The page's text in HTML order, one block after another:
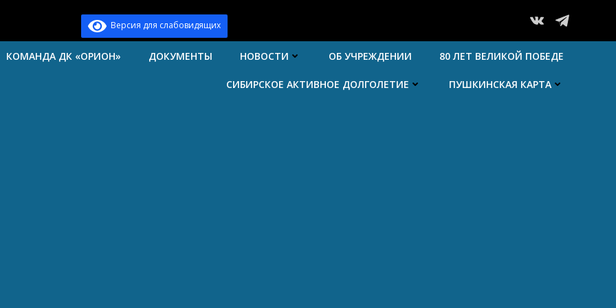
Версия для слабовидящих
КОМАНДА ДК «ОРИОН» ДОКУМЕНТЫ НОВОСТИ ОБ УЧРЕЖДЕНИИ 80 ЛЕТ ВЕЛИКОЙ ПОБЕДЕ
СИБИРСКОЕ АКТИВНОЕ ДОЛГОЛЕТИЕ ПУШКИНСКАЯ КАРТА